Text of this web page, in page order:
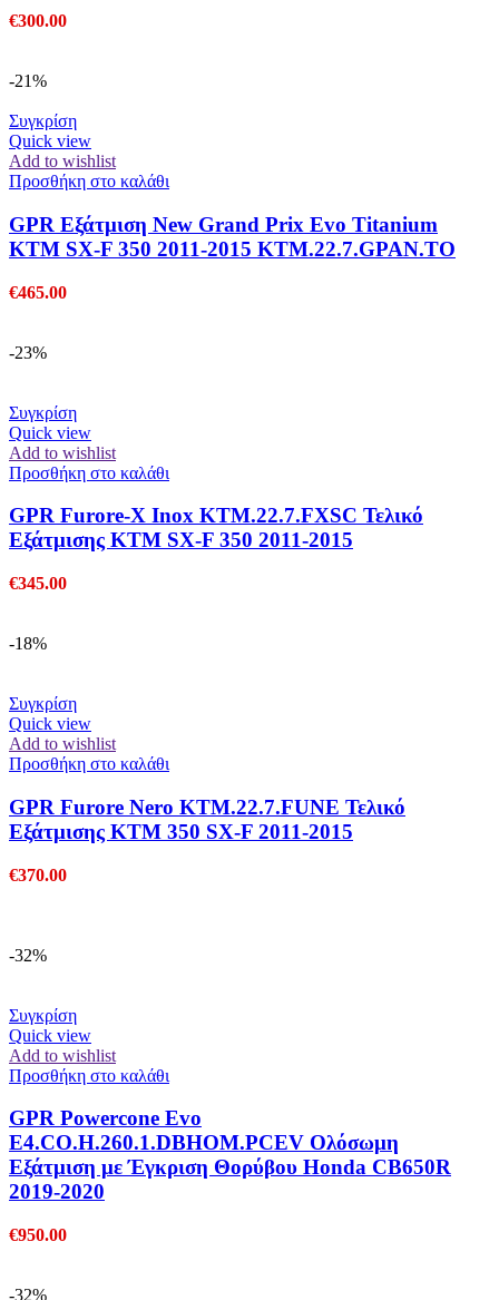
€300.00
-21%
Συγκρίση
Quick view
Add to wishlist
Προσθήκη στο καλάθι
GPR Εξάτμιση New Grand Prix Evo Titanium
KTM SX-F 350 2011-2015 KTM.22.7.GPAN.TO
€465.00
-23%
Συγκρίση
Quick view
Add to wishlist
Προσθήκη στο καλάθι
GPR Furore-X Inox KTM.22.7.FXSC Τελικό
Εξάτμισης KTM SX-F 350 2011-2015
€345.00
-18%
Συγκρίση
Quick view
Add to wishlist
Προσθήκη στο καλάθι
GPR Furore Nero KTM.22.7.FUNE Τελικό
Εξάτμισης KTM 350 SX-F 2011-2015
€370.00
-32%
Συγκρίση
Quick view
Add to wishlist
Προσθήκη στο καλάθι
GPR Powercone Evo
E4.CO.H.260.1.DBHOM.PCEV Ολόσωμη
Εξάτμιση με Έγκριση Θορύβου Honda CB650R
2019-2020
€950.00
-32%